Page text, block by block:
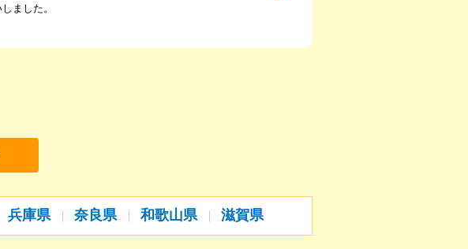
ました。
兵庫県 奈良県 和歌山県 滋賀県